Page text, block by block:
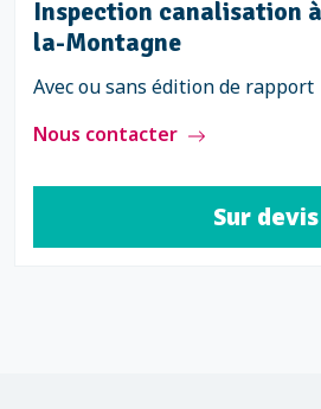
Inspection canalisation
la-Montagne
Avec ou sans édition de rapport
Nous contacter
Sur devis